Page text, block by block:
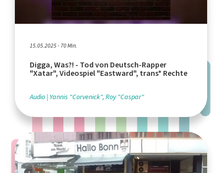
15.05.2025 - 70 Min.
Digga, Was?! - Tod von Deutsch-Rapper
"Xatar", Videospiel "Eastward", trans* Rechte
Audio Yannis "Corvenick", Roy "Caspar"